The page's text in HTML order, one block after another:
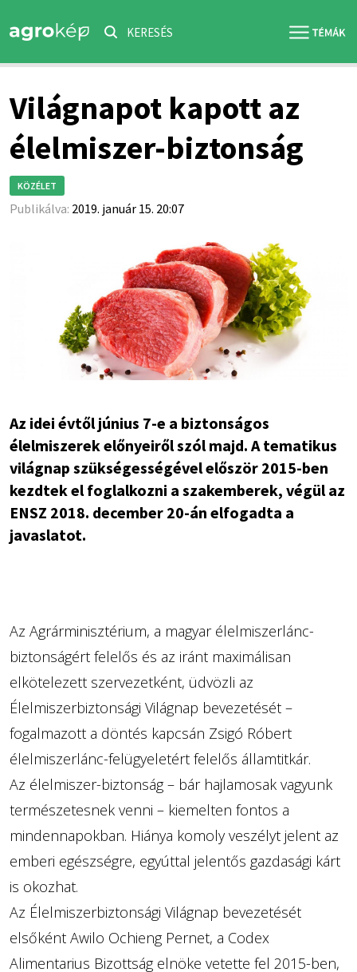
KERESÉS
Világnapot kapott az
élelmiszer-biztonság
KÖZÉLET
Publikálva: 2019. január 15. 20:07
Az idei évtől június 7-e a biztonságos
élelmiszerek előnyeiről szól majd. A tematikus
világnap szükségességével először 2015-ben
kezdtek el foglalkozni a szakemberek, végül az
ENSZ 2018. december 20-án elfogadta a
javaslatot.
Az Agrárminisztérium, a magyar élelmiszerlánc-
biztonságért felelős és az iránt maximálisan
elkötelezett szervezetként, üdvözli az
Élelmiszerbiztonsági Világnap bevezetését –
fogalmazott a döntés kapcsán Zsigó Róbert
élelmiszerlánc-felügyeletért felelős államtitkár.
Az élelmiszer-biztonság – bár hajlamosak vagyunk
természetesnek venni – kiemelten fontos a
mindennapokban. Hiánya komoly veszélyt jelent az
emberi egészségre, egyúttal jelentős gazdasági kárt
is okozhat.
Az Élelmiszerbiztonsági Világnap bevezetését
elsőként Awilo Ochieng Pernet, a Codex
Alimentarius Bizottság elnöke vetette fel 2015-ben,